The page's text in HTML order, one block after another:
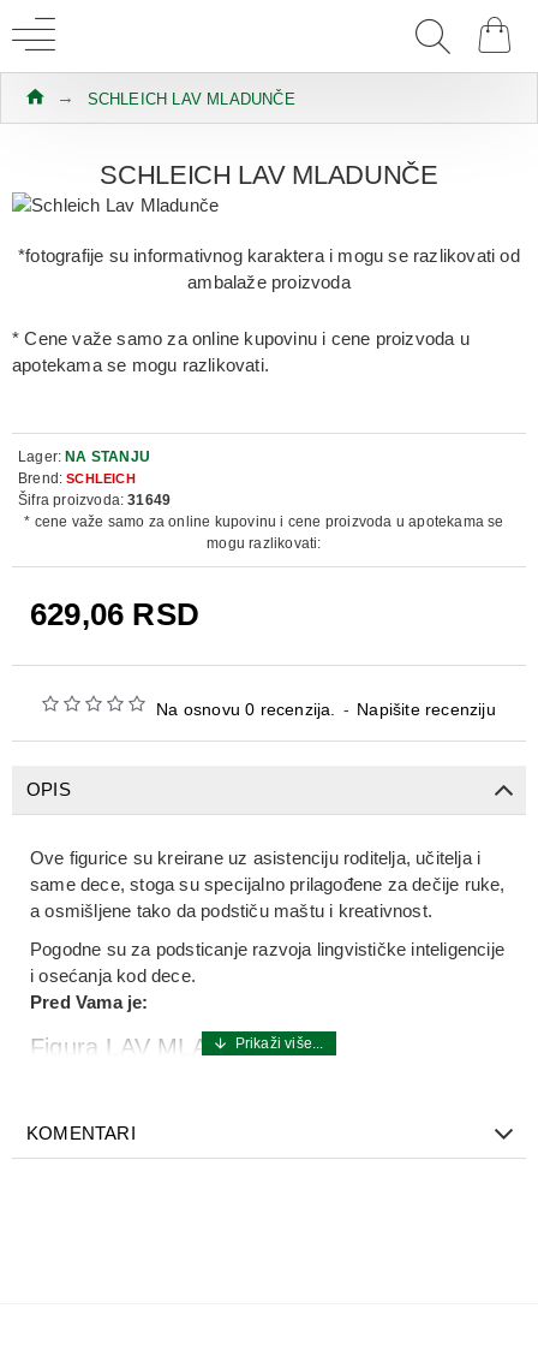
SCHLEICH LAV MLADUNČE
SCHLEICH LAV MLADUNČE
*fotografije su informativnog karaktera i mogu se razlikovati od
ambalaže proizvoda
* Cene važe samo za online kupovinu i cene proizvoda u
apotekama se mogu razlikovati.
Na osnovu 0 recenzija. - Napišite recenziju
629,06 RSD
Lager: NA STANJU
Brend: SCHLEICH
Šifra proizvoda: 31649
* cene važe samo za online kupovinu i cene proizvoda u apotekama se
mogu razlikovati:
OPIS
Ove figurice su kreirane uz asistenciju roditelja, učitelja i
same dece, stoga su specijalno prilagođene za dečije ruke,
a osmišljene tako da podstiču maštu i kreativnost.
Pogodne su za podsticanje razvoja lingvističke inteligencije
i osećanja kod dece.
Pred Vama je:
Figura LAV MLADUNČE
KOMENTARI